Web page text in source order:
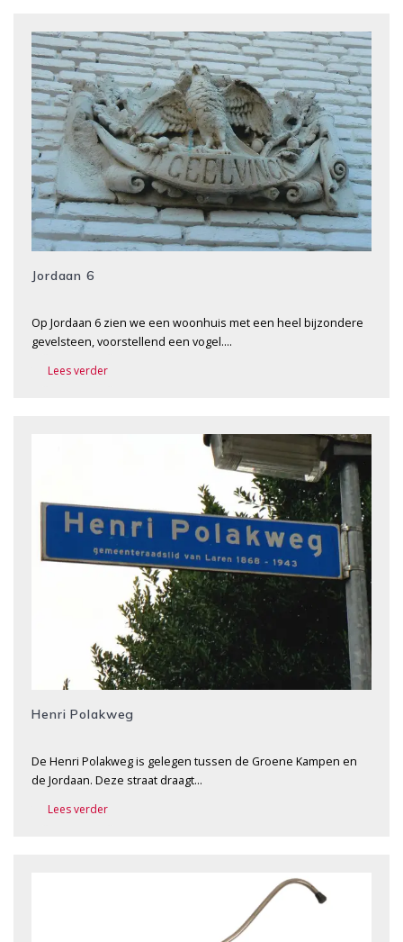
Jordaan 6
Op Jordaan 6 zien we een woonhuis met een heel bijzondere
gevelsteen, voorstellend een vogel….
Lees verder
Henri Polakweg
De Henri Polakweg is gelegen tussen de Groene Kampen en
de Jordaan. Deze straat draagt…
Lees verder